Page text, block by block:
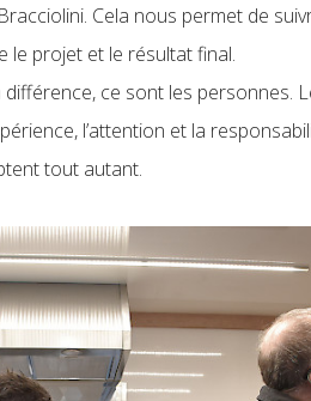
Cela nous permet de
le projet et le résultat final.
ce sont les personnes.
l’attention et la
tout autant.